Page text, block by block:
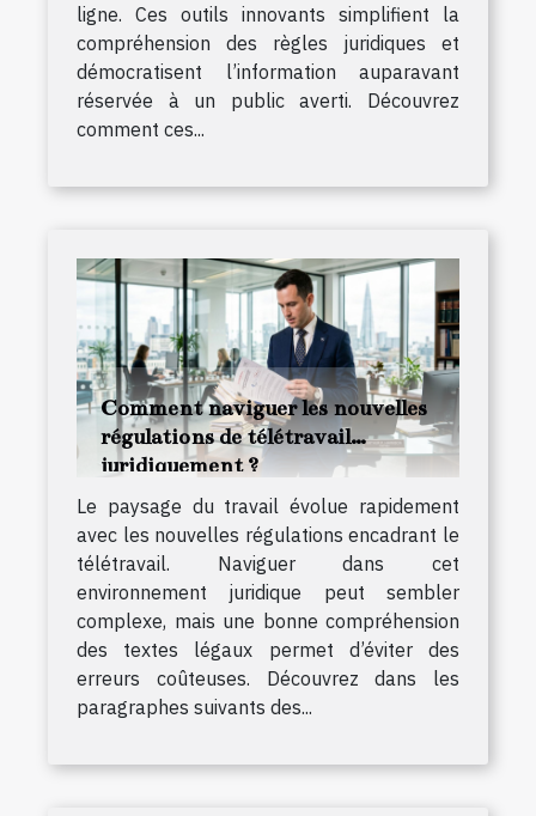
ligne. Ces outils innovants simplifient la
compréhension des règles juridiques et
démocratisent l’information auparavant
réservée à un public averti. Découvrez
comment ces...
Comment naviguer les nouvelles
régulations de télétravail
juridiquement ?
Le paysage du travail évolue rapidement
avec les nouvelles régulations encadrant le
télétravail. Naviguer dans cet
environnement juridique peut sembler
complexe, mais une bonne compréhension
des textes légaux permet d’éviter des
erreurs coûteuses. Découvrez dans les
paragraphes suivants des...